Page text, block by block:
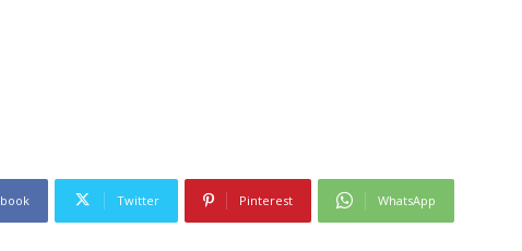
Twitter Pinterest WhatsApp